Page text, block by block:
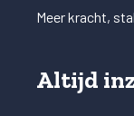
Meer kracht,
Altijd